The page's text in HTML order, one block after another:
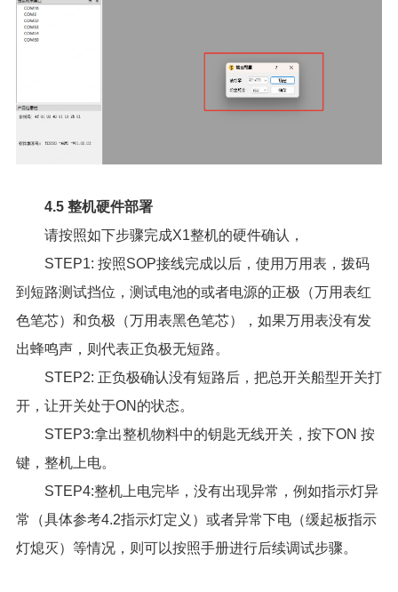
4.5 整机硬件部署
请按照如下步骤完成X1整机的硬件确认，
STEP1: 按照SOP接线完成以后，使用万用表，拨码
到短路测试挡位，测试电池的或者电源的正极（万用表红
色笔芯）和负极（万用表黑色笔芯），如果万用表没有发
出蜂鸣声，则代表正负极无短路。
STEP2: 正负极确认没有短路后，把总开关船型开关打
开，让开关处于ON的状态。
STEP3:拿出整机物料中的钥匙无线开关，按下ON 按
键，整机上电。
STEP4:整机上电完毕，没有出现异常，例如指示灯异
常（具体参考4.2指示灯定义）或者异常下电（缓起板指示
灯熄灭）等情况，则可以按照手册进行后续调试步骤。